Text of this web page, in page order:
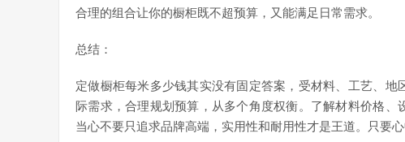
合理的组合让你的橱柜既不超预算，又能满足日常需求。
总结：
定做橱柜每米多少钱其实没有固定答案，受材料、工艺、
际需求，合理规划预算，从多个角度权衡。了解材料价格、
当心不要只追求品牌高端，实用性和耐用性才是王道。只要